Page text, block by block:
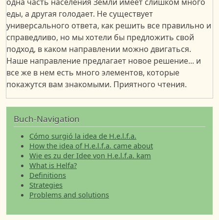
еды, а другая голодает. Не существует
универсального ответа, как решить все правильно и
справедливо, но мы хотели бы предложить свой
подход, в каком направлении можно двигаться.
Наше направление предлагает новое решение... и
все же в нем есть много элементов, которые
покажутся вам знакомыми. Приятного чтения.
Buch-Navigation
Cómo surgió la idea de H.e.l.f.a.
How the idea of H.e.l.f.a. came about
Wie es zu der Idee von H.e.l.f.a. kam
What is Helfa?
Definitions
Strategies
Problems and solutions